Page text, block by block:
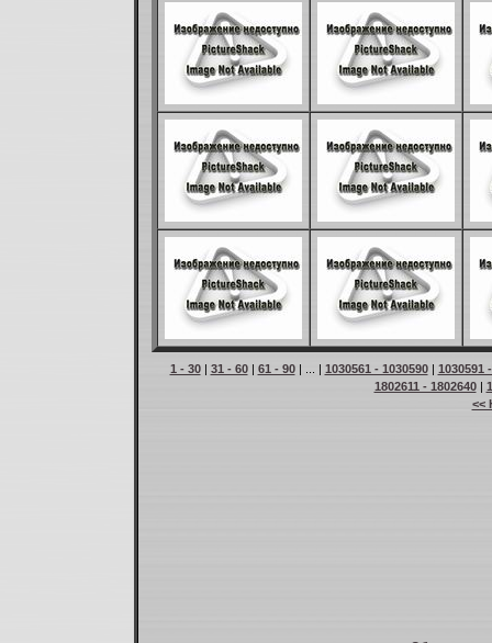
1 - 30| 31 - 60| 61 - 90| ... | 1030561 - 1030590| 1030591
1802611 - 1802640|
<<